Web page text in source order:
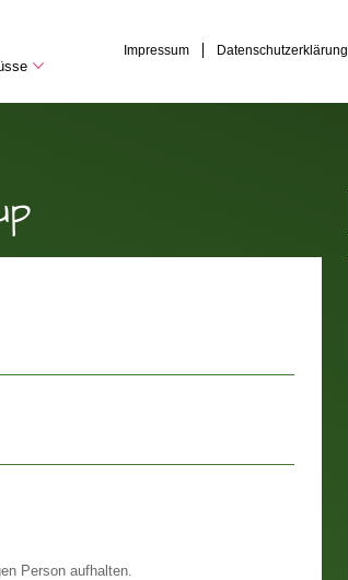
Impressum Datenschutzerklärung
Person aufhalten.